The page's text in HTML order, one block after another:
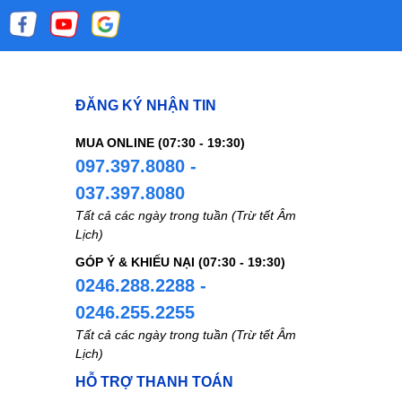
ĐĂNG KÝ NHẬN TIN
MUA ONLINE (07:30 - 19:30)
097.397.8080 -
037.397.8080
Tất cả các ngày trong tuần (Trừ tết Âm
Lịch)
GÓP Ý & KHIẾU NẠI (07:30 - 19:30)
0246.288.2288 -
0246.255.2255
Tất cả các ngày trong tuần (Trừ tết Âm
Lịch)
HỖ TRỢ THANH TOÁN